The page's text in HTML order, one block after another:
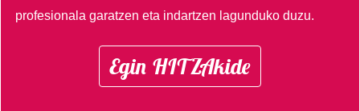
profesionala garatzen eta indartzen lagunduko duzu.
Egin HITZAkide